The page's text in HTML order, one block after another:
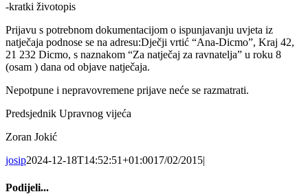
-kratki životopis
Prijavu s potrebnom dokumentacijom o ispunjavanju uvjeta iz
natječaja podnose se na adresu:Dječji vrtić “Ana-Dicmo”, Kraj 42,
21 232 Dicmo, s naznakom “Za natječaj za ravnatelja” u roku 8
(osam ) dana od objave natječaja.
Nepotpune i nepravovremene prijave neće se razmatrati.
Predsjednik Upravnog vijeća
Zoran Jokić
josip2024-12-18T14:52:51+01:0017/02/2015|
Podijeli...